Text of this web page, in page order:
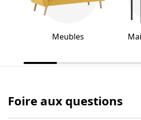
Meubles
Foire aux questions